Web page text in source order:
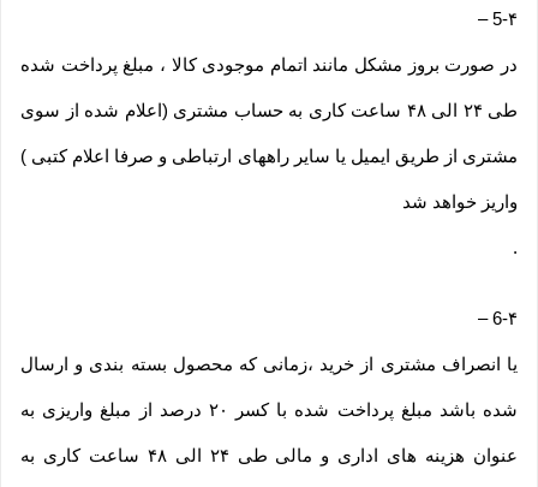
5-۴–
در صورت بروز مشکل مانند اتمام موجودی کالا ، مبلغ پرداخت شده
طی ۲۴ الی ۴۸ ساعت کاری به حساب مشتری (اعلام شده از سوی
مشتری از طریق ایمیل یا سایر راههای ارتباطی و صرفا اعلام کتبی )
واریز خواهد شد
.
6-۴–
یا انصراف مشتری از خرید ،زمانی که محصول بسته بندی و ارسال
شده باشد مبلغ پرداخت شده با کسر ۲۰ درصد از مبلغ واریزی به
عنوان هزینه های اداری و مالی طی ۲۴ الی ۴۸ ساعت کاری به